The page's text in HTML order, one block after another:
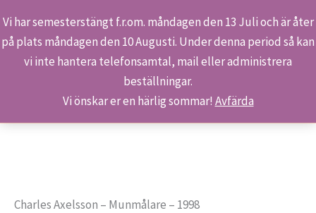
Vi har semesterstängt f.r.om. måndagen den 13 Juli och är åter
på plats måndagen den 10 Augusti. Under denna period så kan
vi inte hantera telefonsamtal, mail eller administrera
beställningar.
Vi önskar er en härlig sommar! Avfärda
Hoppa
Sök
Hem Konst & Konstnärer Charles Axelsson
Charles Axelsson – Munmålare – 1998